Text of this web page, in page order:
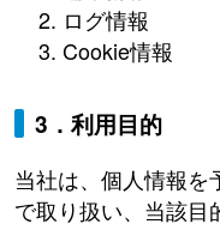
ログ情報
Cookie情報
3．利用目的
当社は、個人情報を
で取り扱い、当該目